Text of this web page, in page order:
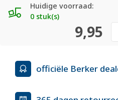
Huidige voorraad:
0 stuk(s)
9,95
officiële Berker